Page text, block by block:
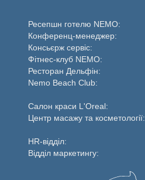
Ресепшн готелю NEMO:
Конференц-менеджер:
Консьєрж сервіс:
Фітнес-клуб NEMO:
Ресторан Дельфін:
Nemo Beаch Club:
Салон краси L'Oreal:
Центр масажу та косметології:
HR-відділ:
Відділ маркетингу: